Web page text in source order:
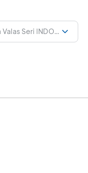
Seri INDON33-